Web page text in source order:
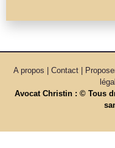
A propos | Contact |
Avocat Christin : © Tous